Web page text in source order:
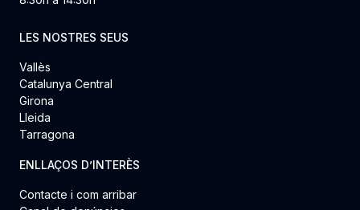
LES NOSTRES SEUS
Vallès
Catalunya Central
Girona
Lleida
Tarragona
ENLLAÇOS D’INTERÈS
Contacte i com arribar